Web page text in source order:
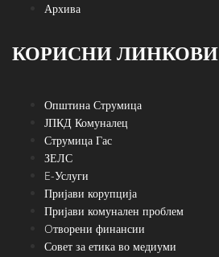
Архива
КОРИСНИ ЛИНКОВИ
Општина Струмица
ЈПКД Комуналец
Струмица Гас
ЗЕЛС
E-Услуги
Пријави корупција
Пријави комунален проблем
Oтворени финансии
Совет за етика во медиуми